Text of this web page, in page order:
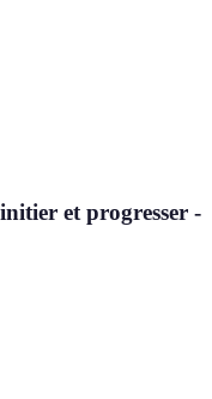
et progresser -